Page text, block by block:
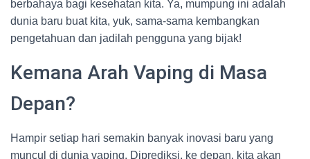
berbahaya bagi kesehatan kita. Ya, mumpung ini adalah
dunia baru buat kita, yuk, sama-sama kembangkan
pengetahuan dan jadilah pengguna yang bijak!
Kemana Arah Vaping di Masa
Depan?
Hampir setiap hari semakin banyak inovasi baru yang
muncul di dunia vaping. Diprediksi, ke depan, kita akan